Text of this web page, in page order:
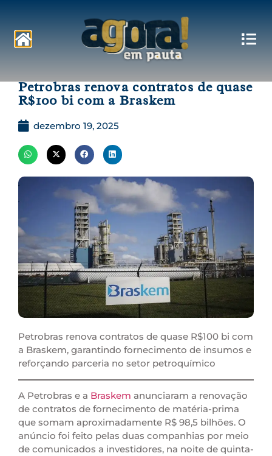
Petrobras renova contratos de quase
R$100 bi com a Braskem
dezembro 19, 2025
Petrobras renova contratos de quase R$100 bi com
a Braskem, garantindo fornecimento de insumos e
reforçando parceria no setor petroquímico
A Petrobras e a Braskem anunciaram a renovação
de contratos de fornecimento de matéria-prima
que somam aproximadamente R$ 98,5 bilhões. O
anúncio foi feito pelas duas companhias por meio
de comunicados a investidores, na noite de quinta-